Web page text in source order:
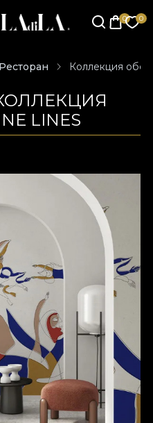
Ресторан Коллекция
LINES